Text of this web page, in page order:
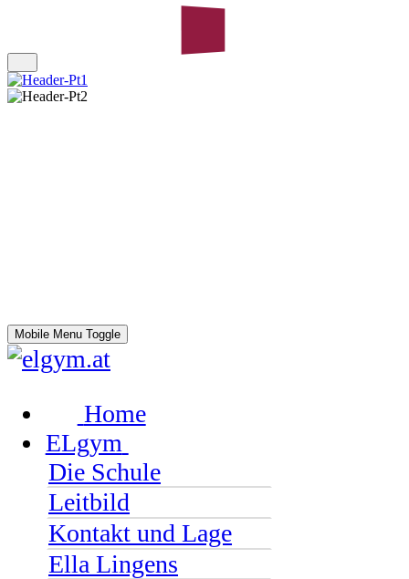
Mobile Menu Toggle
Home
ELgym
Die Schule
Leitbild
Kontakt und Lage
Ella Lingens